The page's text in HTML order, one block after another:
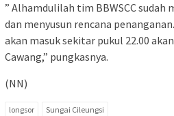
” Alhamdulilah tim BBWSCC sudah
dan menyusun rencana
akan masuk sekitar pukul 22.00
Cawang,” pungkasnya.
(NN)
longsor Sungai Cileungsi